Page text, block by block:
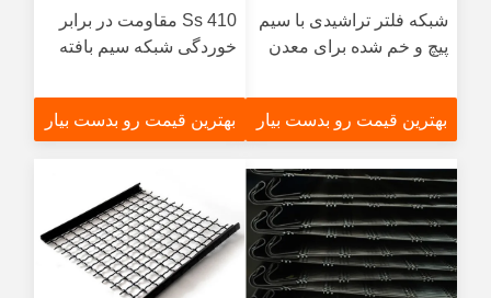
شبکه فلتر تراشیدی با سیم
پیچ و خم شده برای معدن
بهترین قیمت رو بدست بیار
Ss 410 مقاومت در برابر
خوردگی شبكه سیم بافته
بهترین قیمت رو بدست بیار